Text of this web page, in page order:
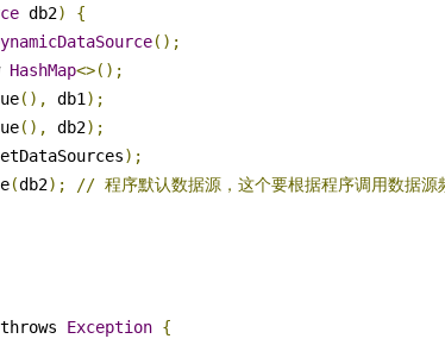
db2)
{
();
HashMap<>();
(), db1 );
(), db2);
);
(db2); // 程序默认数据源，这个要根据程序调用数据源
throws Exception {